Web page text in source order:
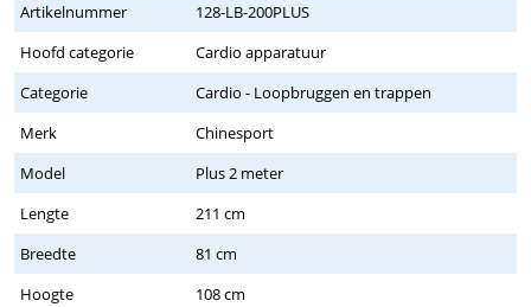
Artikelnummer
128-LB-200PLUS
Hoofd categorie
Cardio apparatuur
Categorie
Cardio - Loopbruggen en trappen
Merk
Chinesport
Model
Plus 2 meter
Lengte
211 cm
Breedte
81 cm
Hoogte
108 cm